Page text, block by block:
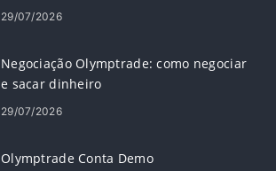
comissão sobre indicações
29/07/2026
Negociação Olymptrade: como negociar
e sacar dinheiro
29/07/2026
Olymptrade Conta Demo